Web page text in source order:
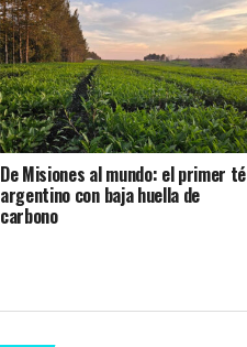
De Misiones al mundo: el primer té
argentino con baja huella de
carbono